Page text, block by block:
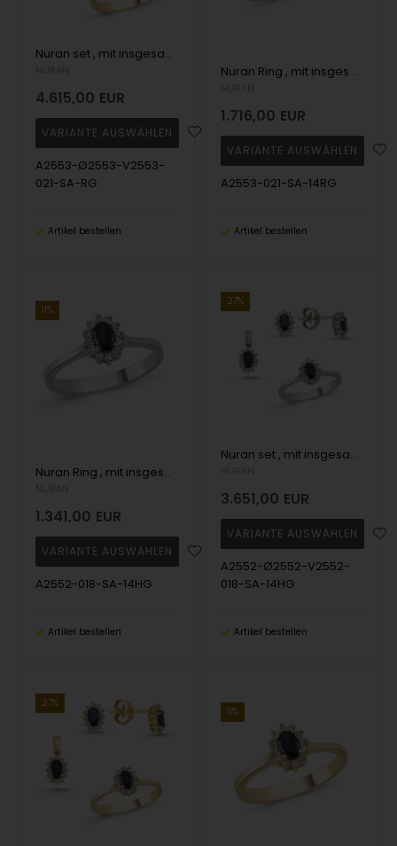
Nuran set , mit insgesamt 0,84 ct Wesselton SI
4.615,00 EUR
A2553-Ø2553-V2553-
021-SA-RG
Artikel bestellen
Nuran Ring , mit insgesamt 0,21 ct Wesselton SI
1.716,00 EUR
A2553-021-SA-14RG
Artikel bestellen
11%
Nuran Ring , mit insgesamt 0,18 ct Wesselton SI
1.341,00 EUR
A2552-018-SA-14HG
Artikel bestellen
27%
Nuran set , mit insgesamt 0,72 ct Wesselton SI
3.651,00 EUR
A2552-Ø2552-V2552-
018-SA-14HG
Artikel bestellen
27%
11%